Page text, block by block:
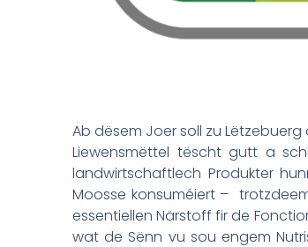
Ab dësem Joer soll zu
Liewensmëttel tëscht gutt a
landwirtschaftlech Produkter
Moosse konsuméiert –
essentiellen Närstoff fir de
wat de Sënn vu sou engem